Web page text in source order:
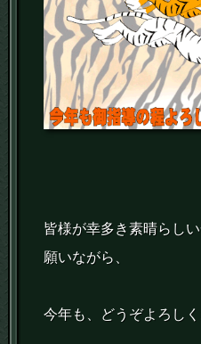
皆様が幸多き素晴らし
願いながら、
今年も、どうぞよろし